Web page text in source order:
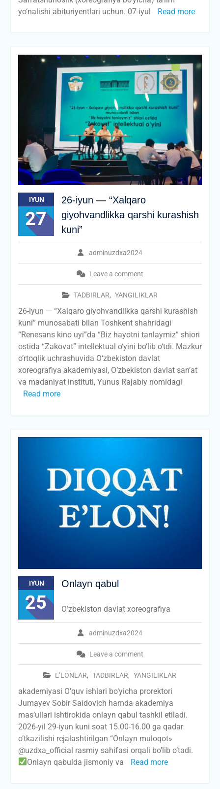
yo‘nalishi abituriyentlari uchun. 07-iyul
Read more
IYUN
27
26-iyun — “Xalqaro
giyohvandlikka qarshi kurashish
kuni”
adminuzdxa2024
Leave a comment
TADBIRLAR, YANGILIKLAR
26-iyun — “Xalqaro giyohvandlikka qarshi kurashish
kuni” munosabati bilan Toshkent shahridagi
“Renesans kino uyi”da “Biz hayotni tanlaymiz” shiori
ostida “Zakovat” intellektual o‘yini bo‘lib o‘tdi. Mazkur
o’rtoqlik uchrashuvida O‘zbekiston davlat
xoreografiya akademiyasi, O‘zbekiston davlat san’at
va madaniyat instituti, Yunus Rajabiy nomidagi
Read more
IYUN
25
Onlayn qabul
adminuzdxa2024
Leave a comment
E’LONLAR, TADBIRLAR, YANGILIKLAR
O’zbekiston davlat xoreografiya
akademiyasi O’quv ishlari bo‘yicha prorektori
Jumayev Sobir Saidovich hamda akademiya
mas’ullari ishtirokida onlayn qabul tashkil etiladi.
2026-yil 29-iyun kuni soat 15.00-16.00 ga qadar
o’tkazilishi rejalashtirilgan “Onlayn muloqot»
@uzdxa_official rasmiy sahifasi orqali bo’lib o’tadi.
Onlayn qabulda jismoniy va
Read more